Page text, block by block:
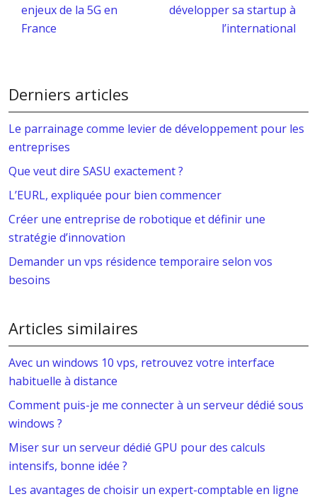
enjeux de la 5G en
France
développer sa startup à
l’international
Derniers articles
Le parrainage comme levier de développement pour les
entreprises
Que veut dire SASU exactement ?
L’EURL, expliquée pour bien commencer
Créer une entreprise de robotique et définir une
stratégie d’innovation
Demander un vps résidence temporaire selon vos
besoins
Articles similaires
Avec un windows 10 vps, retrouvez votre interface
habituelle à distance
Comment puis-je me connecter à un serveur dédié sous
windows ?
Miser sur un serveur dédié GPU pour des calculs
intensifs, bonne idée ?
Les avantages de choisir un expert-comptable en ligne